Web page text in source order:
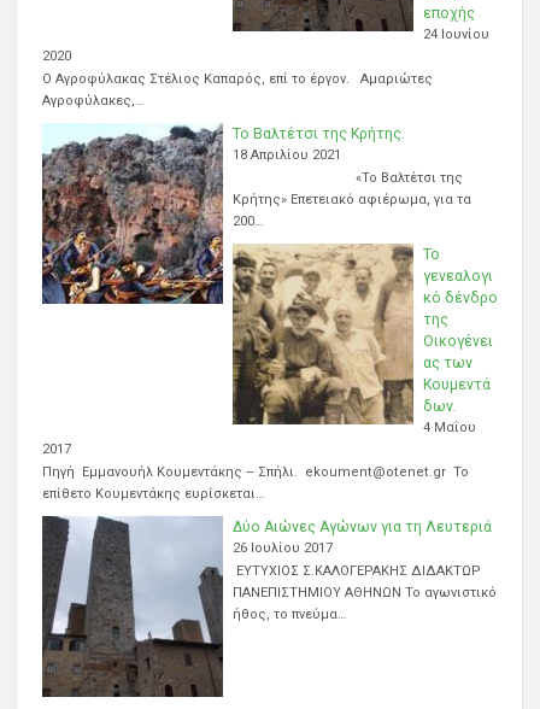
εποχής
24 Ιουνίου
2020
Ο Αγροφύλακας Στέλιος Καπαρός, επί το έργον. Αμαριώτες
Αγροφύλακες,…
Το Βαλτέτσι της Κρήτης.
18 Απριλίου 2021
«Το Βαλτέτσι της
Κρήτης» Επετειακό αφιέρωμα, για τα
200…
Το
γενεαλογι
κό δένδρο
της
Οικογένει
ας των
Κουμεντά
δων.
4 Μαΐου
2017
Πηγή Εμμανουήλ Κουμεντάκης – Σπήλι. ekoument@otenet.gr Το
επίθετο Κουμεντάκης ευρίσκεται…
Δύο Αιώνες Αγώνων για τη Λευτεριά
26 Ιουλίου 2017
ΕΥΤΥΧΙΟΣ Σ.ΚΑΛΟΓΕΡΑΚΗΣ ΔΙΔΑΚΤΩΡ
ΠΑΝΕΠΙΣΤΗΜΙΟΥ ΑΘΗΝΩΝ Το αγωνιστικό
ήθος, το πνεύμα…